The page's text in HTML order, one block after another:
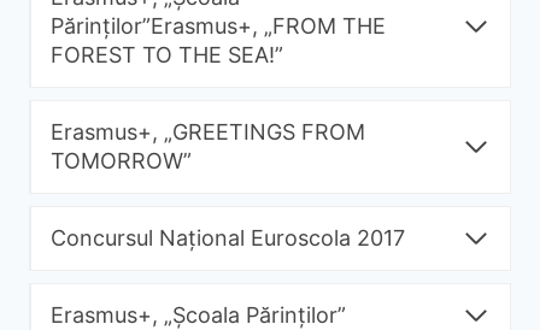
Părinților”Erasmus+, „FROM THE
FOREST TO THE SEA!”
Erasmus+, „GREETINGS FROM
TOMORROW”
Concursul Național Euroscola 2017
Erasmus+, „Școala Părinților”